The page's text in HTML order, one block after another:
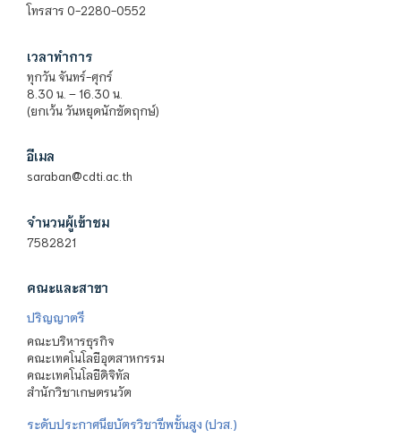
โทรสาร 0-2280-0552
เวลาทำการ
ทุกวัน จันทร์-ศุกร์
8.30 น. – 16.30 น.
(ยกเว้น วันหยุดนักขัตฤกษ์)
อีเมล
saraban@cdti.ac.th
จำนวนผู้เข้าชม
7582821
คณะและสาขา
ปริญญาตรี
คณะบริหารธุรกิจ
คณะเทคโนโลยีอุตสาหกรรม
คณะเทคโนโลยีดิจิทัล
สำนักวิชาเกษตรนวัต
ระดับประกาศนียบัตรวิชาชีพชั้นสูง (ปวส.)